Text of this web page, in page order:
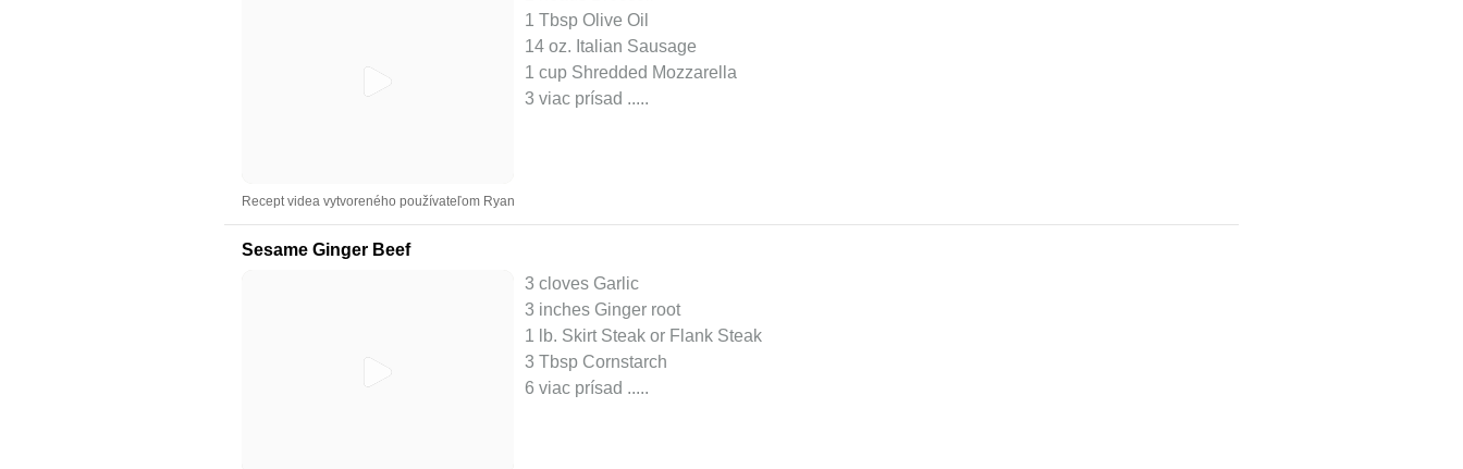
1 Tbsp Olive Oil
14 oz. Italian Sausage
1 cup Shredded Mozzarella
3 viac prísad ..
Recept videa vytvoreného používateľom Ryan
Sesame Ginger Beef
3 cloves Garlic
3 inches Ginger root
1 lb. Skirt Steak or Flank Steak
3 Tbsp Cornstarch
6 viac prísad .....